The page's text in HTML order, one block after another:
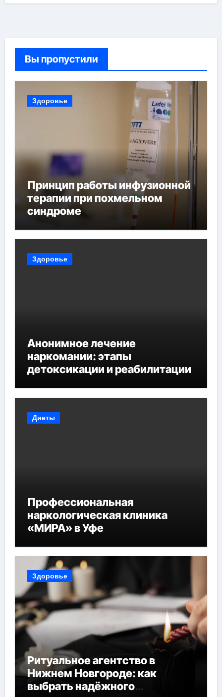
Вы пропустили
Здоровье
Принцип работы инфузионной
терапии при похмельном
синдроме
Здоровье
Анонимное лечение
наркомании: этапы
детоксикации и реабилитации
Диеты
Профессиональная
наркологическая клиника
«МИРА» в Уфе
Здоровье
Ритуальное агентство в
Нижнем Новгороде: как
выбрать надёжного